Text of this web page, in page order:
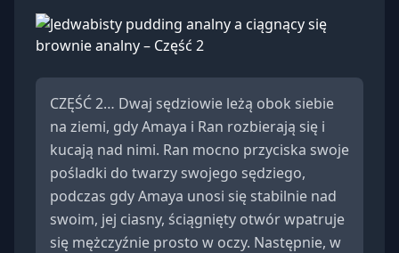
CZĘŚĆ 2… Dwaj sędziowie leżą obok siebie
na ziemi, gdy Amaya i Ran rozbierają się i
kucają nad nimi. Ran mocno przyciska swoje
pośladki do twarzy swojego sędziego,
podczas gdy Amaya unosi się stabilnie nad
swoim, jej ciasny, ściągnięty otwór wpatruje
się mężczyźnie prosto w oczy. Następnie, w